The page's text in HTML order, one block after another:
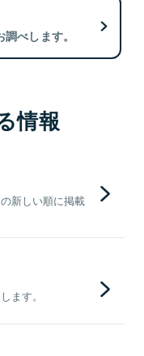
べします。
情報
新しい順に掲載
ます。